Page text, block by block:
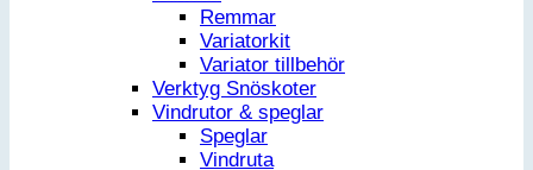
Remmar
Variatorkit
Variator tillbehör
Verktyg Snöskoter
Vindrutor & speglar
Speglar
Vindruta